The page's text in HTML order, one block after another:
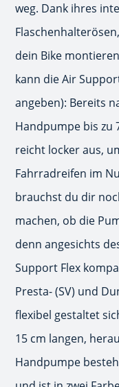
weg. Dank ihres
dein Bike
kann die Air
angeben): Bereits
Handpumpe bis zu
reicht locker aus,
Fahrradreifen im
brauchst du dir
machen, ob die
denn angesichts
Support Flex
Presta- (SV) und
flexibel gestaltet
15 cm langen,
Handpumpe